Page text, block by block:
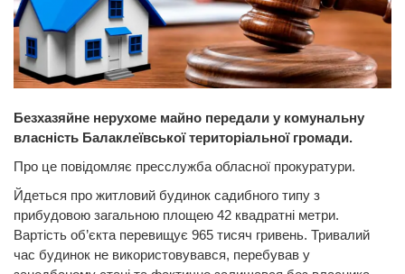
Безхазяйне нерухоме майно передали у комунальну
власність Балаклеївської територіальної громади.
Про це повідомляє пресслужба обласної прокуратури.
Йдеться про житловий будинок садибного типу з
прибудовою загальною площею 42 квадратні метри.
Вартість об’єкта перевищує 965 тисяч гривень. Тривалий
час будинок не використовувався, перебував у